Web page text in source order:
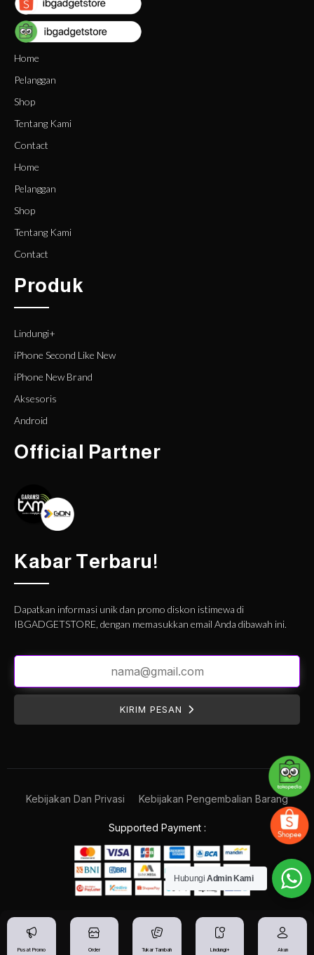
Home
Pelanggan
Shop
Tentang Kami
Contact
Home
Pelanggan
Shop
Tentang Kami
Contact
Produk
Lindungi+
iPhone Second Like New
iPhone New Brand
Aksesoris
Android
Official Partner
Kabar Terbaru!
Dapatkan informasi unik dan promo diskon istimewa di
IBGADGETSTORE, dengan memasukkan email Anda dibawah ini.
KIRIM PESAN
Supported Payment :
Kebijakan Dan Privasi Kebijakan Pengembalian Barang
Pusat Promo Order Tukar Tambah Lindungi+ Akun
Hubungi Admin Kami